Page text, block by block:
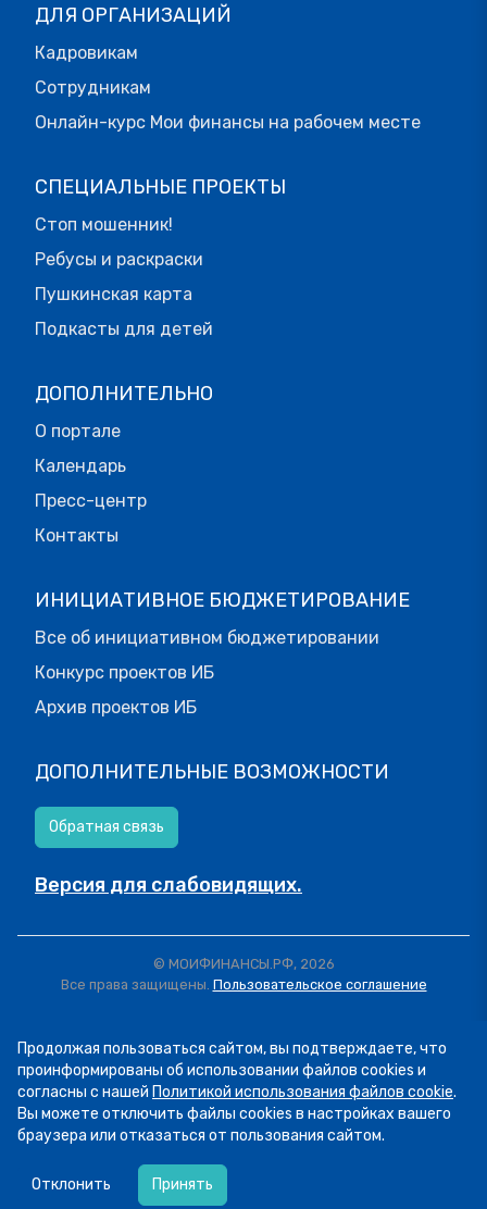
ДЛЯ ОРГАНИЗАЦИЙ
Кадровикам
Сотрудникам
Онлайн-курс Мои финансы на рабочем месте
СПЕЦИАЛЬНЫЕ ПРОЕКТЫ
Стоп мошенник!
Ребусы и раскраски
Пушкинская карта
Подкасты для детей
ДОПОЛНИТЕЛЬНО
О портале
Календарь
Пресс-центр
Контакты
ИНИЦИАТИВНОЕ БЮДЖЕТИРОВАНИЕ
Все об инициативном бюджетировании
Конкурс проектов ИБ
Архив проектов ИБ
ДОПОЛНИТЕЛЬНЫЕ ВОЗМОЖНОСТИ
Обратная связь
Версия для слабовидящих.
© МОИФИНАНСЫ.РФ, 2026
Все права защищены. Пользовательское соглашение
Пятница! А это значит, что мы публикуем
Продолжая пользоваться сайтом, вы подтверждаете, что
проинформированы об использовании файлов cookies и
согласны с нашей Политикой использования файлов cookie.
Вы можете отключить файлы cookies в настройках вашего
браузера или отказаться от пользования сайтом.
Отклонить Принять